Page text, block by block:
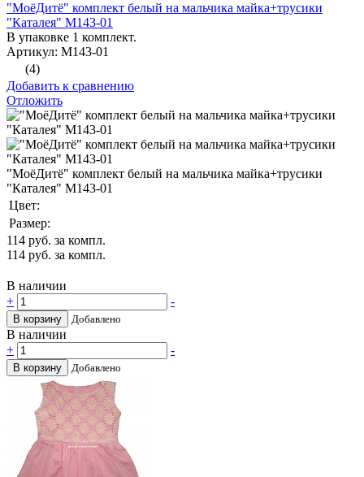
"МоёДитё" комплект белый на мальчика майка+трусики
"Каталея" М143-01
В упаковке 1 комплект.
Артикул: М143-01
(4)
Добавить к сравнению
Отложить
"МоёДитё" комплект белый на мальчика майка+трусики
"Каталея" М143-01
Цвет:
Размер:
114 руб. за компл.
114 руб. за компл.
В наличии
+
-
В корзину Добавлено
В наличии
+
-
В корзину Добавлено